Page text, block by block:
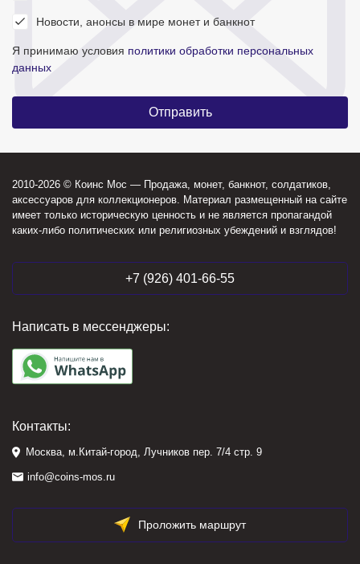
Новости, анонсы в мире монет и банкнот
Я принимаю условия политики обработки персональных
данных
2010-2026 © Коинс Мос — Продажа, монет, банкнот, солдатиков,
аксессуаров для коллекционеров. Материал размещенный на сайте
имеет только историческую ценность и не является пропагандой
каких-либо политических или религиозных убеждений и взглядов!
+7 (926) 401-66-55
Написать в мессенджеры:
Контакты:
Москва, м.Китай-город, Лучников пер. 7/4 стр. 9
info@coins-mos.ru
Проложить маршрут